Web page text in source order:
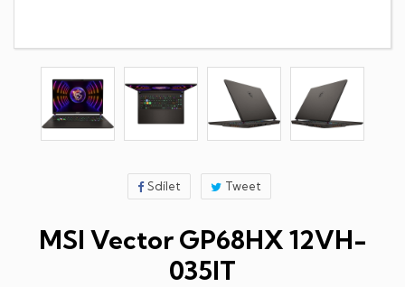
Sdílet Tweet
MSI Vector GP68HX 12VH-
035IT